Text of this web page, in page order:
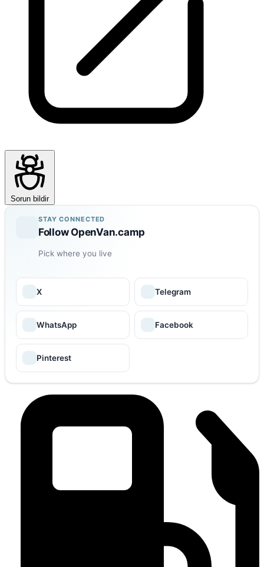
Sorun bildir
STAY CONNECTED
Follow OpenVan.camp
Pick where you live
X Telegram
WhatsApp Facebook
Pinterest